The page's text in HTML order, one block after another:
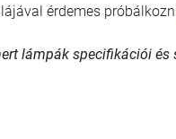
érdemes
lámpák specifikációi